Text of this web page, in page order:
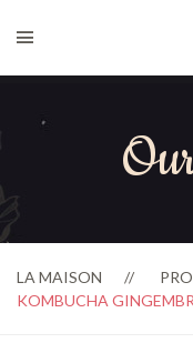
LA MAISON
KOMBUCHA